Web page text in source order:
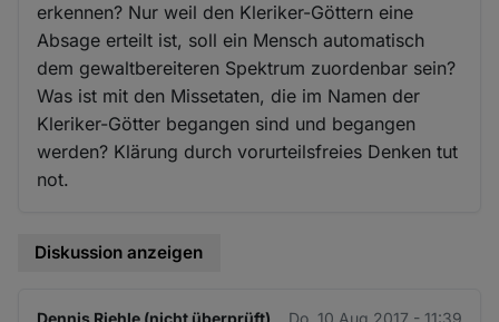
erkennen? Nur weil den Kleriker-Göttern eine
Absage erteilt ist, soll ein Mensch automatisch
dem gewaltbereiteren Spektrum zuordenbar sein?
Was ist mit den Missetaten, die im Namen der
Kleriker-Götter begangen sind und begangen
werden? Klärung durch vorurteilsfreies Denken tut
not.
Diskussion anzeigen
Dennis Riehle (nicht überprüft) Do. 10 Aug 2017 - 11:39